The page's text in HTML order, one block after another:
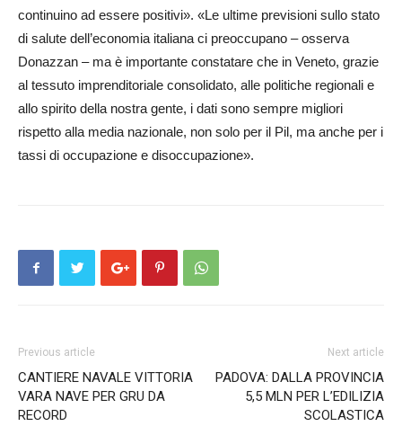
continuino ad essere positivi». «Le ultime previsioni sullo sta­to
di salute dell’economia ita­liana ci preoccupano – osserva
Donazzan – ma è importante constatare che in Veneto, grazie
al tessuto imprenditoriale consolidato, alle politiche regionali e
allo spirito della nostra gente, i dati sono sempre migliori
rispetto alla media nazionale, non solo per il Pil, ma anche per i
tassi di occupazione e disoccupazione».
Previous article
CANTIERE NAVALE VITTORIA
VARA NAVE PER GRU DA
RECORD
Next article
PADOVA: DALLA PROVINCIA
5,5 MLN PER L’EDILIZIA
SCOLASTICA